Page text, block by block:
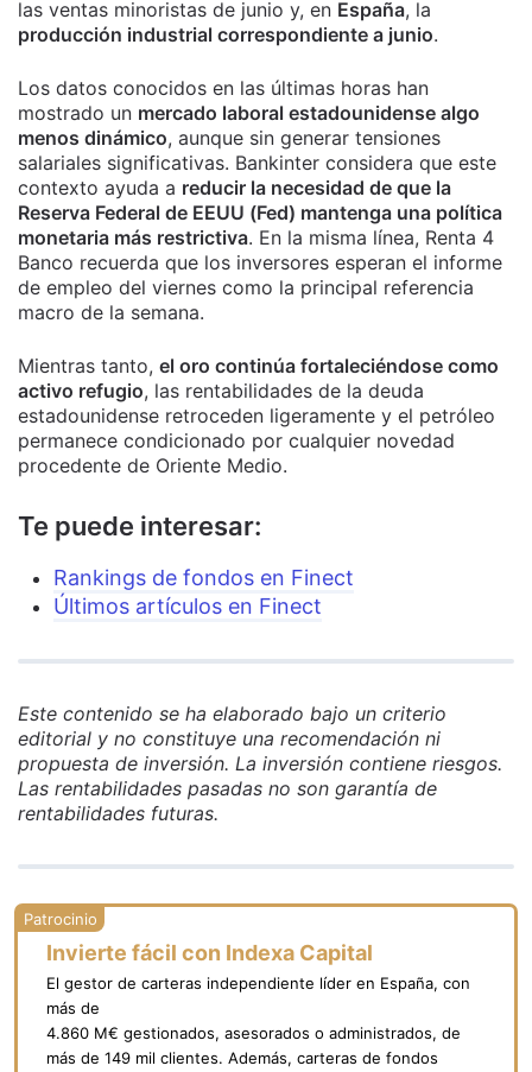
las ventas minoristas de junio y, en España, la
producción industrial correspondiente a junio.
Los datos conocidos en las últimas horas han
mostrado un mercado laboral estadounidense algo
menos dinámico, aunque sin generar tensiones
salariales significativas. Bankinter considera que este
contexto ayuda a reducir la necesidad de que la
Reserva Federal de EEUU (Fed) mantenga una política
monetaria más restrictiva. En la misma línea, Renta 4
Banco recuerda que los inversores esperan el informe
de empleo del viernes como la principal referencia
macro de la semana.
Mientras tanto, el oro continúa fortaleciéndose como
activo refugio, las rentabilidades de la deuda
estadounidense retroceden ligeramente y el petróleo
permanece condicionado por cualquier novedad
procedente de Oriente Medio.
Te puede interesar:
Rankings de fondos en Finect
Últimos artículos en Finect
Este contenido se ha elaborado bajo un criterio
editorial y no constituye una recomendación ni
propuesta de inversión. La inversión contiene riesgos.
Las rentabilidades pasadas no son garantía de
rentabilidades futuras.
Invierte fácil con Indexa Capital
El gestor de carteras independiente líder en España, con
más de
4.860 M€ gestionados, asesorados o administrados, de
más de 149 mil clientes. Además, carteras de fondos